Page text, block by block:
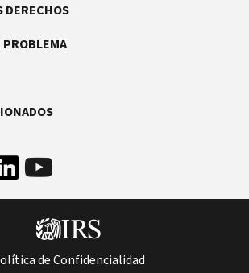
DERECHOS
PROBLEMA
de Confidencialidad